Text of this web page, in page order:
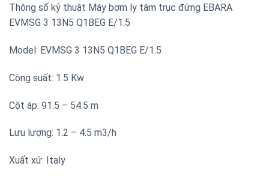
Thông số kỹ thuật Máy bơm ly tâm trục đứng EBARA
EVMSG 3 13N5 Q1BEG E/1.5
Model: EVMSG 3 13N5 Q1BEG E/1.5
Công suất: 1.5 Kw
Cột áp: 91.5 – 54.5 m
Lưu lượng: 1.2 – 4.5 m3/h
Xuất xứ: Italy